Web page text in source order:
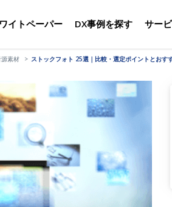
イトペーパー DX事例を探す サー
素材 ストックフォト 25選｜比較・選定ポイントとおす